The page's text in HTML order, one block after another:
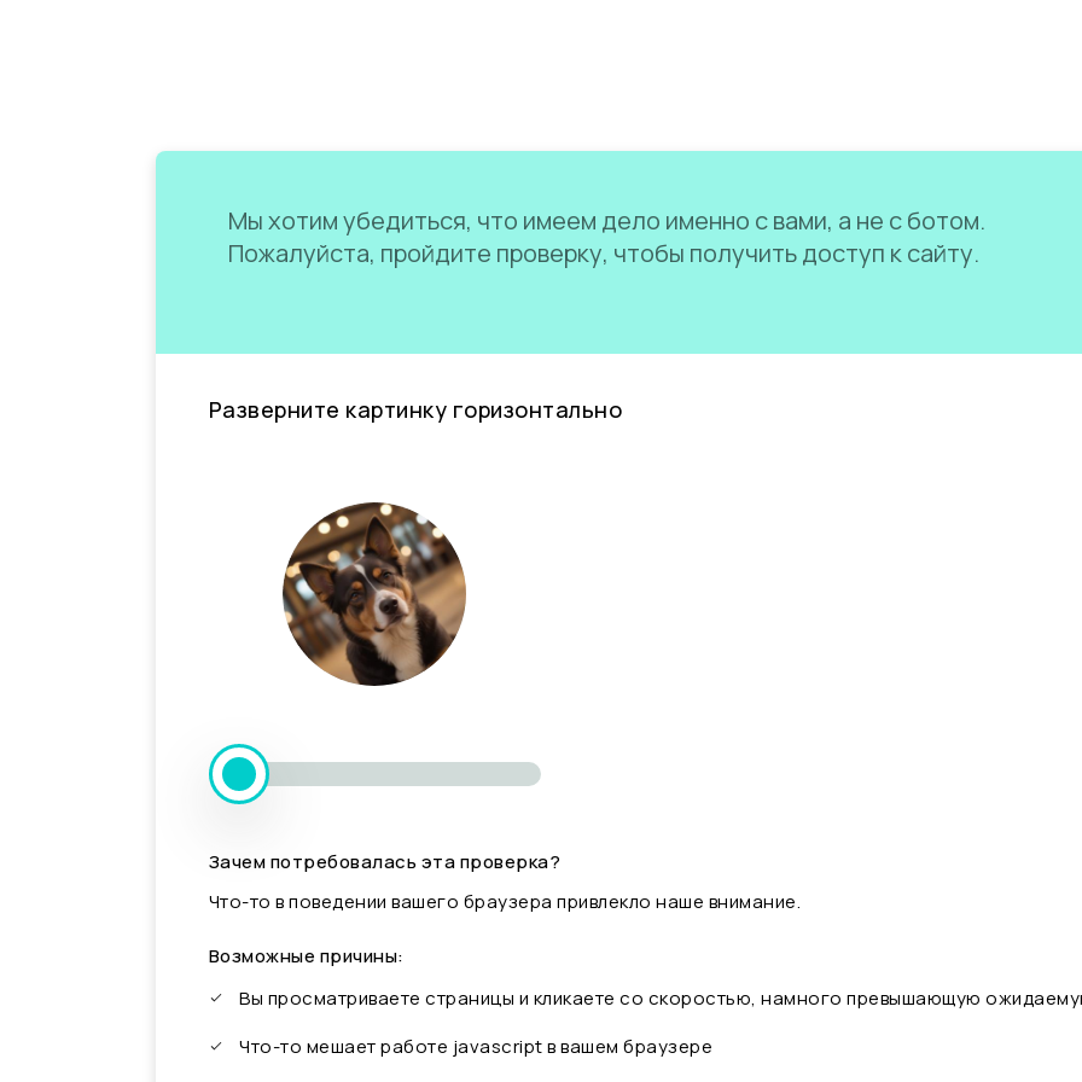
Мы хотим убедиться, что имеем дело именно с вами, а не с ботом.
Пожалуйста, пройдите проверку, чтобы получить доступ к сайту.
Разверните картинку горизонтально
Зачем потребовалась эта проверка?
Что-то в поведении вашего браузера привлекло наше внимание.
Возможные причины:
Вы просматриваете страницы и кликаете со скоростью, намного превышающую
Что-то мешает работе javascript в вашем браузере